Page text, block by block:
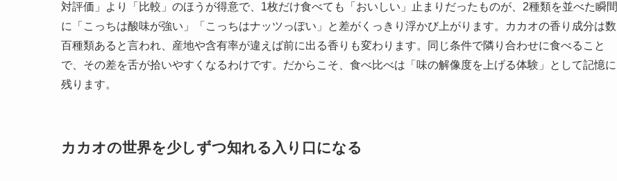
対評価」より「比較」のほうが得意で、1枚だけ食べても「おいしい」止まりだったものが、2種類を並べた瞬間
に「こっちは酸味が強い」「こっちはナッツっぽい」と差がくっきり浮かび上がります。カカオの香り成分は数
百種類あると言われ、産地や含有率が違えば前に出る香りも変わります。同じ条件で隣り合わせに食べること
で、その差を舌が拾いやすくなるわけです。だからこそ、食べ比べは「味の解像度を上げる体験」として記憶に
残ります。
カカオの世界を少しずつ知れる入り口になる